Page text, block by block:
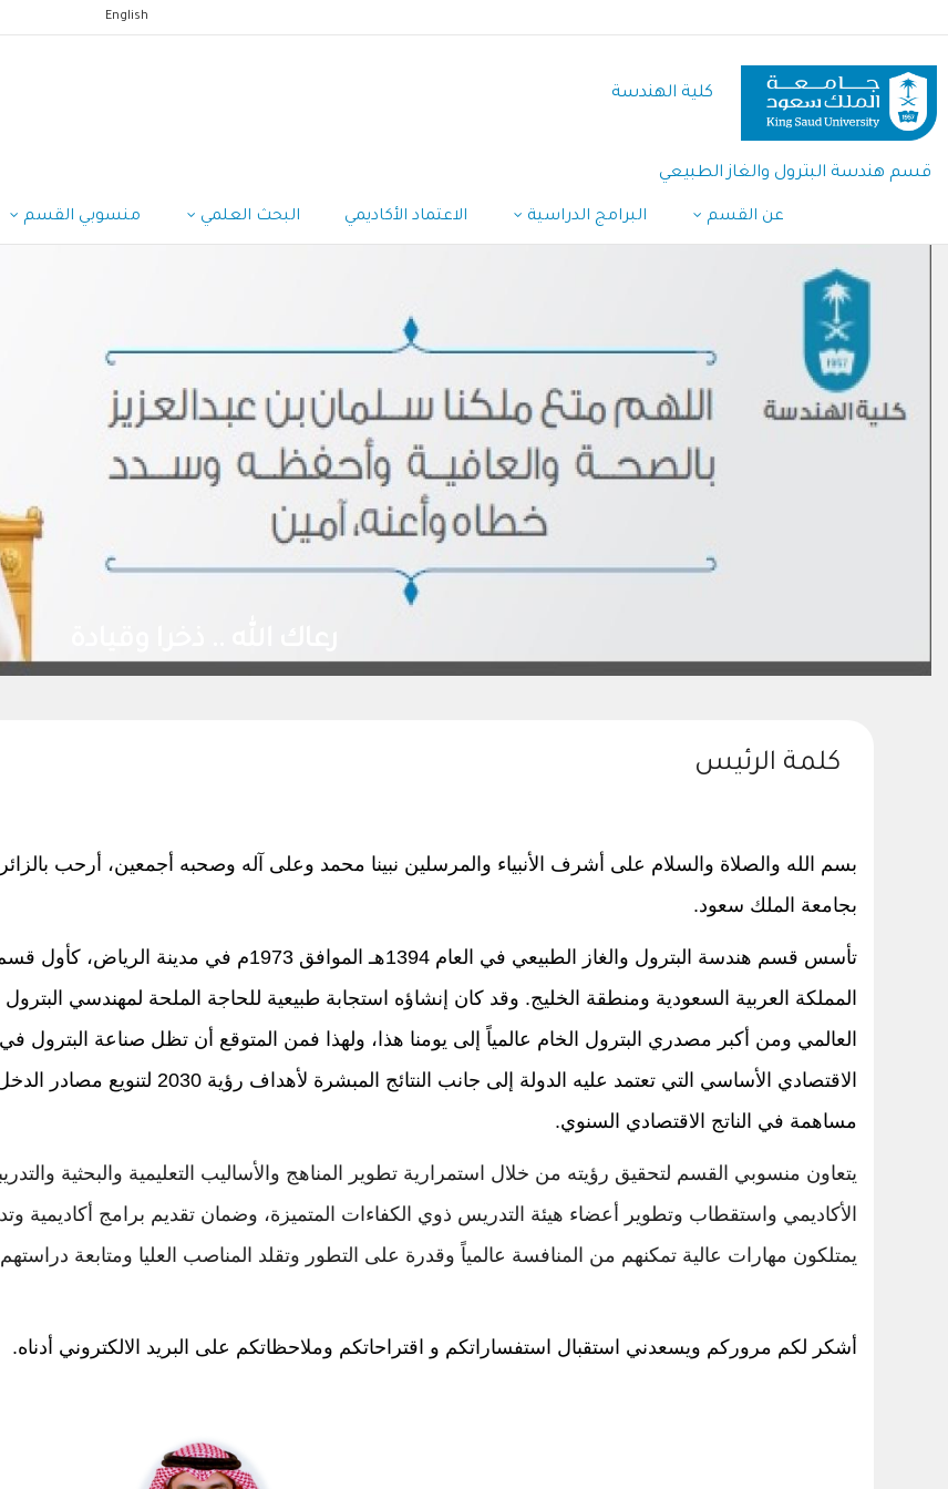
المحتوى
الرئيسي
English
كلية الهندسة
قسم هندسة البترول والغاز الطبيعي
عن القسم البرامج الدراسية الاعتماد الأكاديمي البحث العلمي منسوبي القسم
كلمة الرئيس
بسم الله والصلاة والسلام على أشرف الأنبياء والمرسلين نبينا محمد وعلى آله وصحبه أجمعين، أرحب
بجامعة الملك سعود.
تأسس قسم هندسة البترول والغاز الطبيعي في العام
المملكة العربية السعودية ومنطقة الخليج. وقد كان إنشاؤه استجابة طبيعية للحاجة الملحة لمهندسي
العالمي ومن أكبر مصدري البترول الخام عالمياً إلى يومنا هذا، ولهذا فمن المتوقع أن تظل صناعة البترول
الاقتصادي الأساسي التي تعتمد عليه
مساهمة في الناتج الاقتصادي السنوي.
يتعاون منسوبي القسم لتحقيق رؤيته من خلال استمرارية تطوير المناهج والأساليب التعليمية والبحثية
الأكاديمي واستقطاب وتطوير أعضاء هيئة التدريس ذوي الكفاءات المتميزة، وضمان تقديم برامج أكاديمية
يمتلكون مهارات عالية تمكنهم من المنافسة عالمياً وقدرة على التطور وتقلد المناصب العليا ومتابعة دراستهم
أشكر لكم مروركم ويسعدني استقبال استفساراتكم و اقتراحاتكم وملاحظاتكم على البريد الالكتروني أدناه.